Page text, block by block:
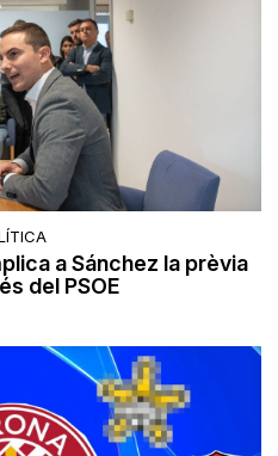
a Sánchez la prèvia
del PSOE